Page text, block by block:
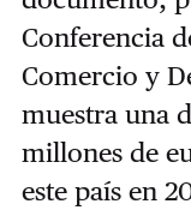
Conferencia
Comercio y
muestra una
millones de
este país en